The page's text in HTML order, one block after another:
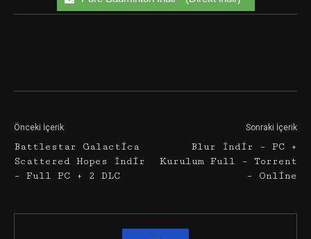
Önceki İçerik
Battlestar Galactica
Scattered Hopes İndir
– Full PC + 2 DLC
Sonraki İçerik
Blur İndir – PC +
Kurulum Full – Torrent
– Online